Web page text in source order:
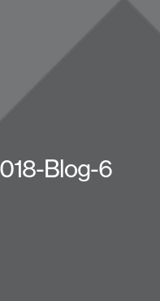
Blog-6